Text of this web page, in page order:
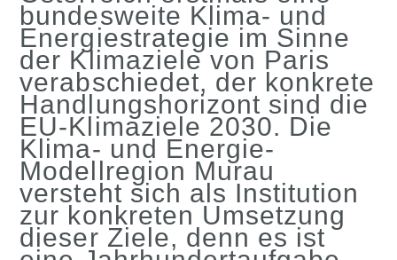
bundesweite Klima- und
Energiestrategie im Sinne
der Klimaziele von Paris
verabschiedet, der konkrete
Handlungshorizont sind die
EU-Klimaziele 2030. Die
Klima- und Energie-
Modellregion Murau
versteht sich als Institution
zur konkreten Umsetzung
dieser Ziele, denn es ist